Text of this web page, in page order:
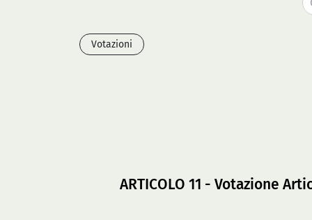
Votazioni
ARTICOLO 11 - Votazione